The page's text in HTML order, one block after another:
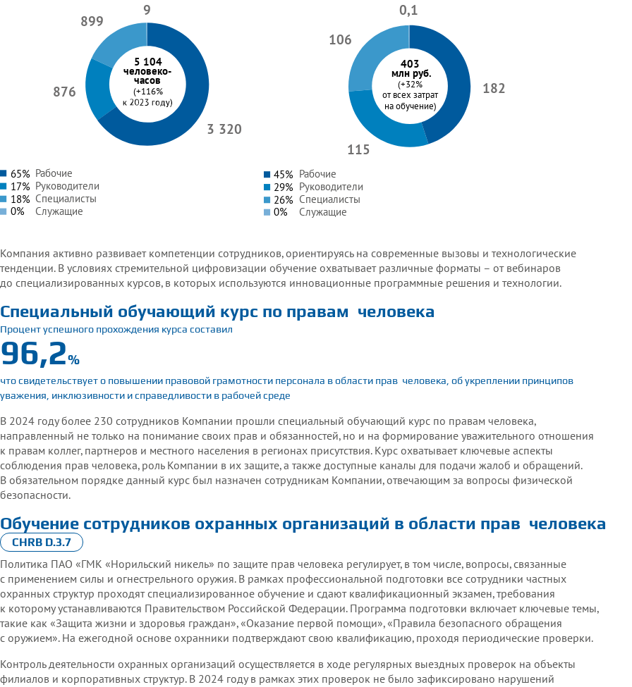
3 320
876
899
(+116%
9
65%
17%
18%
0%
Рабочие
Руководители
Специалисты
Служащие
5 104
человеко-
часов 182
115
106
403
млн руб.
(+32%
от всех затрат
на обучение)
0,1
45%
29%
26%
0%
Рабочие
Руководители
Специалисты
Служащие
Компания активно развивает компетенции сотрудников, ориентируясь на современные вызовы и технологические
тенденции. В условиях стремительной цифровизации обучение охватывает различные форматы – от вебинаров
до специализированных курсов, в которых используются инновационные программные решения и технологии.
Специальный обучающий курс по правам человека
Процент успешного прохождения курса составил
96,2%
что свидетельствует о повышении правовой грамотности персонала в области прав человека, об укреплении принципов
уважения, инклюзивности и справедливости в рабочей среде
В 2024 году более 230 сотрудников Компании прошли специальный обучающий курс по правам человека,
направленный не только на понимание своих прав и обязанностей, но и на формирование уважительного отношения
к правам коллег, партнеров и местного населения в регионах присутствия. Курс охватывает ключевые аспекты
соблюдения прав человека, роль Компании в их защите, а также доступные каналы для подачи жалоб и обращений.
В обязательном порядке данный курс был назначен сотрудникам Компании, отвечающим за вопросы физической
безопасности.
Обучение сотрудников охранных организаций в области прав человека
CHRB D.3.7
Политика ПАО «ГМК «Норильский никель» по защите прав человека регулирует, в том числе, вопросы, связанные
с применением силы и огнестрельного оружия. В рамках профессиональной подготовки все сотрудники частных
охранных структур проходят специализированное обучение и сдают квалификационный экзамен, требования
к которому устанавливаются Правительством Российской Федерации. Программа подготовки включает ключевые темы,
такие как «Защита жизни и здоровья граждан», «Оказание первой помощи», «Правила безопасного обращения
с оружием». На ежегодной основе охранники подтверждают свою квалификацию, проходя периодические проверки.
Контроль деятельности охранных организаций осуществляется в ходе регулярных выездных проверок на объекты
филиалов и корпоративных структур. В 2024 году в рамках этих проверок не было зафиксировано нарушений